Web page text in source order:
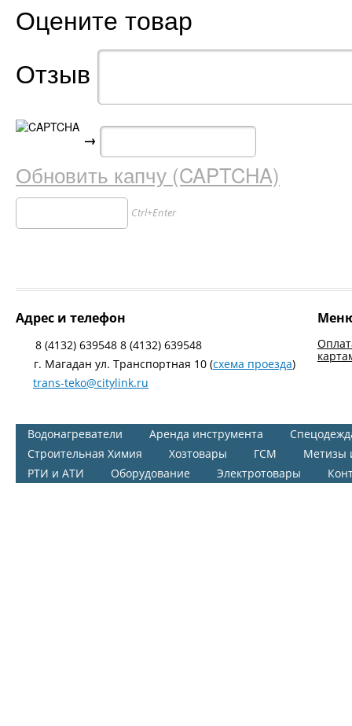
Оцените товар
Отзыв
→
Обновить капчу (CAPTCHA)
Ctrl+Enter
Адрес и телефон
8 (4132) 639548 8 (4132) 639548
г. Магадан ул. Транспортная 10 (схема проезда)
trans-teko@citylink.ru
Водонагреватели Аренда инструмента
Строительная Химия
Хозтовары ГСМ
Метизы
РТИ и АТИ
Оборудование Электротовары